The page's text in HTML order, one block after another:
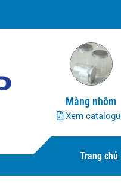
Màng nhôm
Xem
Trang chủ